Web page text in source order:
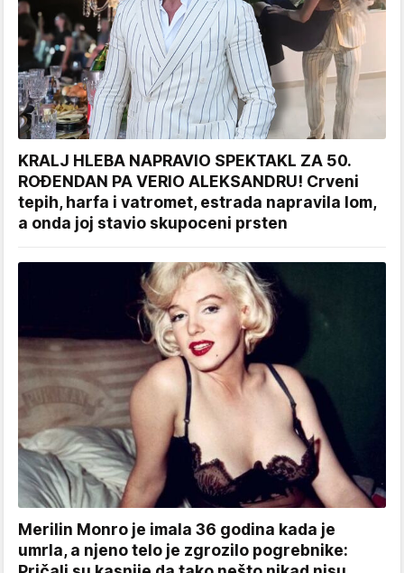
KRALJ HLEBA NAPRAVIO SPEKTAKL ZA 50.
ROĐENDAN PA VERIO ALEKSANDRU! Crveni
tepih, harfa i vatromet, estrada napravila lom,
a onda joj stavio skupoceni prsten
Merilin Monro je imala 36 godina kada je
umrla, a njeno telo je zgrozilo pogrebnike: